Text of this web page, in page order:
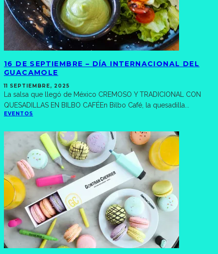
16 DE SEPTIEMBRE – DÍA INTERNACIONAL DEL
GUACAMOLE
11 SEPTIEMBRE, 2025
La salsa que llegó de México CREMOSO Y TRADICIONAL CON
QUESADILLAS EN BILBO CAFÉEn Bilbo Café, la quesadilla
EVENTOS